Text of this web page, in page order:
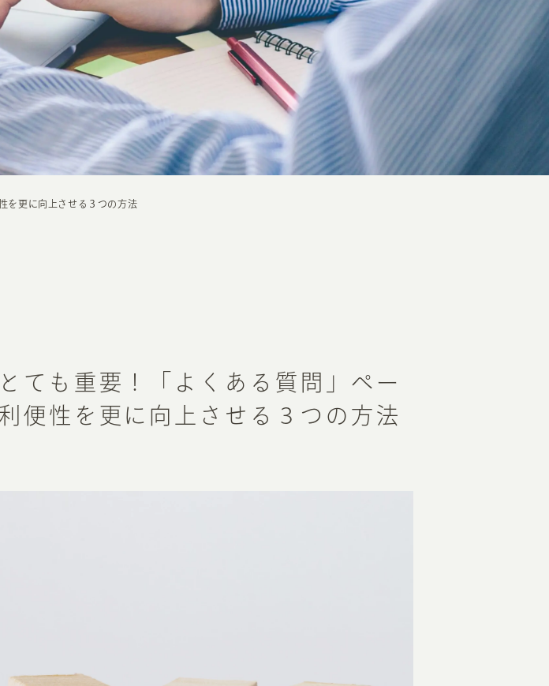
を更に向上させる３つの方法
ても重要！「よくある質問」ペー
便性を更に向上させる３つの方法